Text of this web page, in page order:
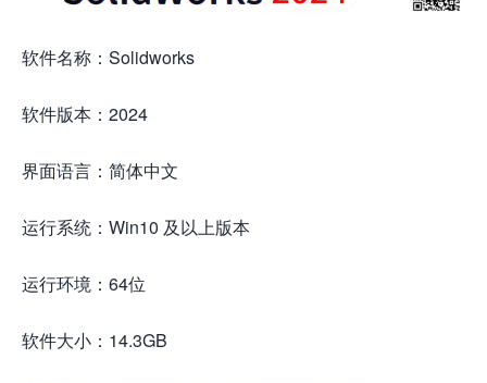
软件名称：Solidworks
软件版本：2024
界面语言：简体中文
运行系统：Win10 及以上版本
运行环境：64位
软件大小：14.3GB